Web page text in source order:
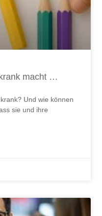
macht …
Und wie können
sie und ihre